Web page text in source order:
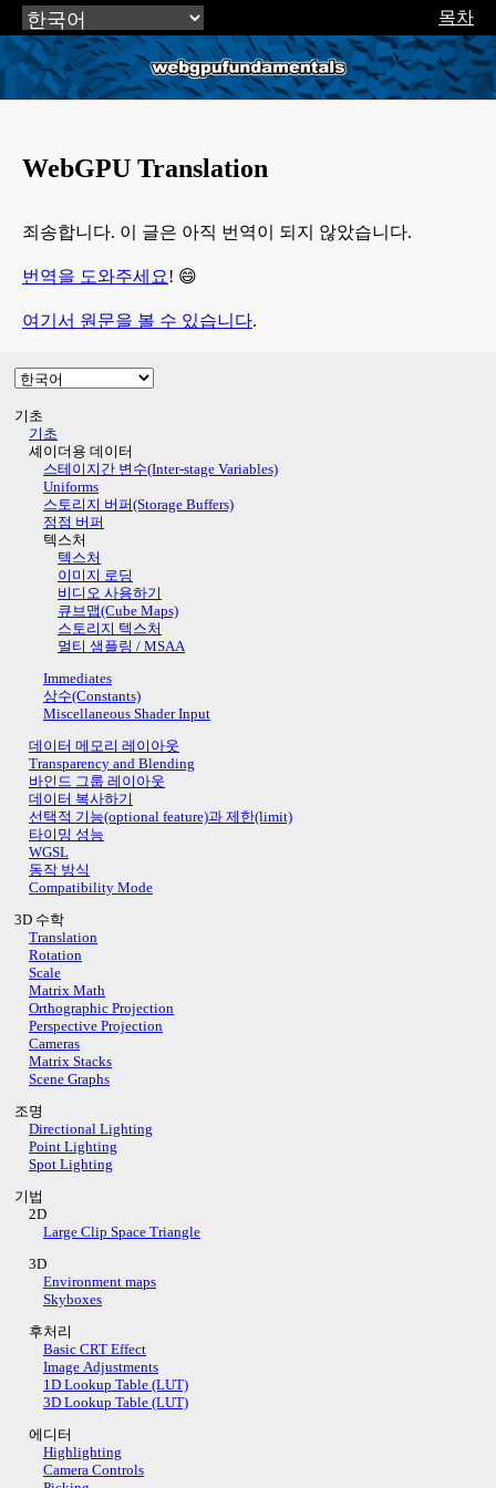
목차
webgpufundamentals.org
WebGPU Translation
죄송합니다. 이 글은 아직 번역이 되지 않았습니다.
번역을 도와주세요! 😄
여기서 원문을 볼 수 있습니다.
기초
기초
셰이더용 데이터
스테이지간 변수(Inter-stage Variables)
Uniforms
스토리지 버퍼(Storage Buffers)
정점 버퍼
텍스처
텍스처
이미지 로딩
비디오 사용하기
큐브맵(Cube Maps)
스토리지 텍스처
멀티 샘플링 / MSAA
Immediates
상수(Constants)
Miscellaneous Shader Input
데이터 메모리 레이아웃
Transparency and Blending
바인드 그룹 레이아웃
데이터 복사하기
선택적 기능(optional feature)과 제한(limit)
타이밍 성능
WGSL
동작 방식
Compatibility Mode
3D 수학
Translation
Rotation
Scale
Matrix Math
Orthographic Projection
Perspective Projection
Cameras
Matrix Stacks
Scene Graphs
조명
Directional Lighting
Point Lighting
Spot Lighting
기법
2D
Large Clip Space Triangle
3D
Environment maps
Skyboxes
후처리
Basic CRT Effect
Image Adjustments
1D Lookup Table (LUT)
3D Lookup Table (LUT)
에디터
Highlighting
Camera Controls